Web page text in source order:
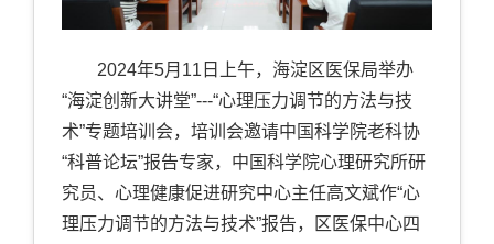
2024年5月 11 日上午，海淀区医保局举办
“海淀创新大讲堂”---“心理压力调节的方法与技
术”专题培训会，培训会邀请中国科学院老科协
“科普论坛”报告专家，中国科学院心理研究所研
究员、心理健康促进研究中心主任高文斌作“心
理压力调节的方法与技术”报告，区医保中心四